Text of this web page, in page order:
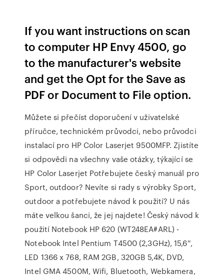
If you want instructions on scan
to computer HP Envy 4500, go
to the manufacturer's website
and get the Opt for the Save as
PDF or Document to File option.
Můžete si přečíst doporučení v uživatelské
příručce, technickém průvodci, nebo průvodci
instalací pro HP Color Laserjet 9500MFP. Zjistíte
si odpovědi na všechny vaše otázky, týkající se
HP Color Laserjet Potřebujete český manuál pro
Sport, outdoor? Nevíte si rady s výrobky Sport,
outdoor a potřebujete návod k použití? U nás
máte velkou šanci, že jej najdete! Český návod k
použití Notebook HP 620 (WT248EA#ARL) -
Notebook Intel Pentium T4500 (2,3GHz), 15,6'',
LED 1366 x 768, RAM 2GB, 320GB 5,4K, DVD,
Intel GMA 4500M, Wifi, Bluetooth, Webkamera,